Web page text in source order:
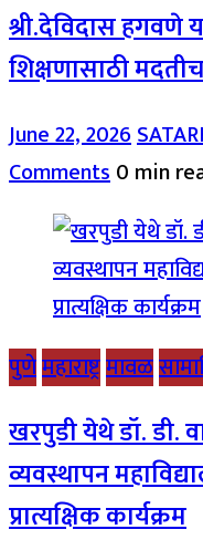
श्री.देविदास हगवणे
शिक्षणासाठी
June 22, 2026
Comments0 min
पुणेमहाराष्ट्रमावळ
खरपुडी येथे डॉ. डी.
व्यवस्थापन
प्रात्यक्षिक कार्यक्रम